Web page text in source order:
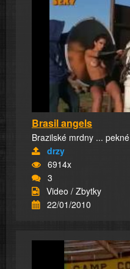
Brasil angels
Brazilské mrdny ... pekné
drzy
6914x
3
Video / Zbytky
22/01/2010